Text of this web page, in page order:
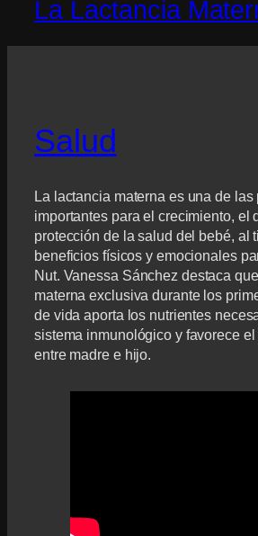
La Lactancia
Salud
La lactancia materna es una de las
importantes para el crecimiento, el
protección de la salud del bebé, al
beneficios físicos y emocionales
Nut. Vanessa Sánchez destaca
materna exclusiva durante los
de vida aporta los nutrientes
sistema inmunológico y favorece
entre madre e hijo.